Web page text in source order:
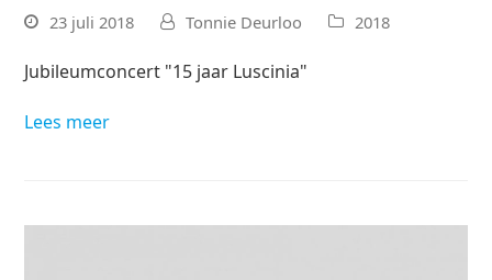
23 juli 2018 Tonnie Deurloo 2018
Jubileumconcert "15 jaar Luscinia"
Lees meer